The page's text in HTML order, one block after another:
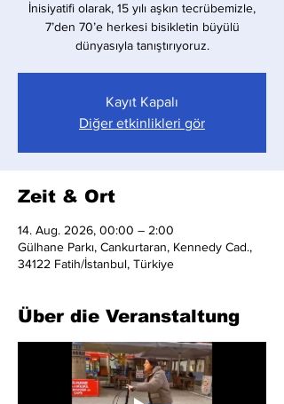
İnisiyatifi olarak, 15 yılı aşkın tecrübemizle,
7’den 70’e herkesi bisikletin büyülü
dünyasıyla tanıştırıyoruz.
Kayıt Kapalı
Diğer etkinlikleri gör
Zeit & Ort
14. Aug. 2026, 00:00 – 2:00
Gülhane Parkı, Cankurtaran, Kennedy Cad.,
34122 Fatih/İstanbul, Türkiye
Über die Veranstaltung